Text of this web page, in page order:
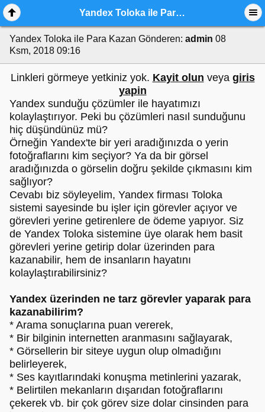
Yandex Toloka ile Para Kazan
Yandex Toloka ile Para Kazan Gönderen: admin 08
Ksm, 2018 09:16
Linkleri görmeye yetkiniz yok. Kayit olun veya giris
yapin
Yandex sunduğu çözümler ile hayatımızı
kolaylaştırıyor. Peki bu çözümleri nasıl sunduğunu
hiç düşündünüz mü?
Örneğin Yandex'te bir yeri aradığınızda o yerin
fotoğraflarını kim seçiyor? Ya da bir görsel
aradığınızda o görselin doğru şekilde çıkmasını kim
sağlıyor?
Cevabı biz söyleyelim, Yandex firması Toloka
sistemi sayesinde bu işler için görevler açıyor ve
görevleri yerine getirenlere de ödeme yapıyor. Siz
de Yandex Toloka sistemine üye olarak hem basit
görevleri yerine getirip dolar üzerinden para
kazanabilir, hem de insanların hayatını
kolaylaştırabilirsiniz?
Yandex üzerinden ne tarz görevler yaparak para
kazanabilirim?
* Arama sonuçlarına puan vererek,
* Bir bilginin internetten aranmasını sağlayarak,
* Görsellerin bir siteye uygun olup olmadığını
belirleyerek,
* Ses kayıtlarındaki konuşma metinlerini yazarak,
* Belirtilen mekanların dışarıdan fotoğraflarını
çekerek vb. bir çok görev size dolar cinsinden para